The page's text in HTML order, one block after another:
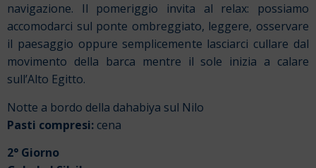
navigazione. Il pomeriggio invita al relax: possiamo
accomodarci sul ponte ombreggiato, leggere, osservare
il paesaggio oppure semplicemente lasciarci cullare dal
movimento della barca mentre il sole inizia a calare
sull’Alto Egitto.
Notte a bordo della dahabiya sul Nilo
Pasti compresi: cena
2° Giorno